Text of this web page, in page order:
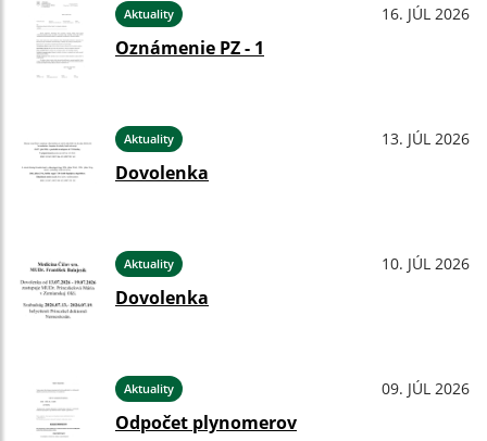
Aktuality 16. JÚL 2026
Oznámenie PZ - 1
Aktuality 13. JÚL 2026
Dovolenka
Aktuality 10. JÚL 2026
Dovolenka
Aktuality 09. JÚL 2026
Odpočet plynomerov